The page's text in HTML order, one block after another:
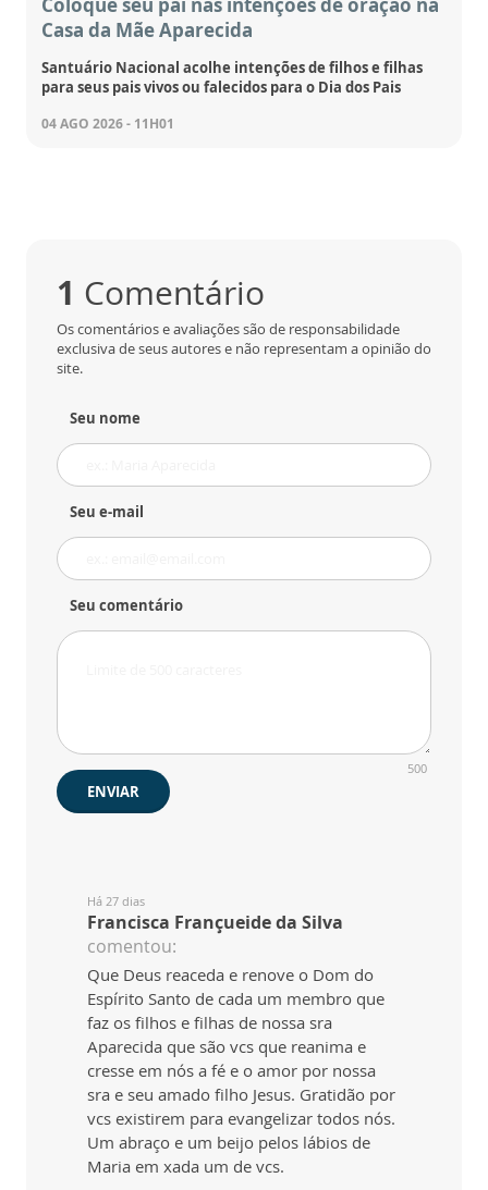
Casa da Mãe Aparecida
Santuário Nacional acolhe intenções de filhos e filhas
para seus pais vivos ou falecidos para o Dia dos Pais
04 AGO 2026 - 11H01
1 Comentário
Os comentários e avaliações são de responsabilidade
exclusiva de seus autores e não representam a opinião do
site.
Seu nome
Seu e-mail
Seu comentário
500
ENVIAR
Há 27 dias
Francisca Françueide da Silva
comentou:
Que Deus reaceda e renove o Dom do
Espírito Santo de cada um membro que
faz os filhos e filhas de nossa sra
Aparecida que são vcs que reanima e
cresse em nós a fé e o amor por nossa
sra e seu amado filho Jesus. Gratidão por
vcs existirem para evangelizar todos nós.
Um abraço e um beijo pelos lábios de
Maria em xada um de vcs.